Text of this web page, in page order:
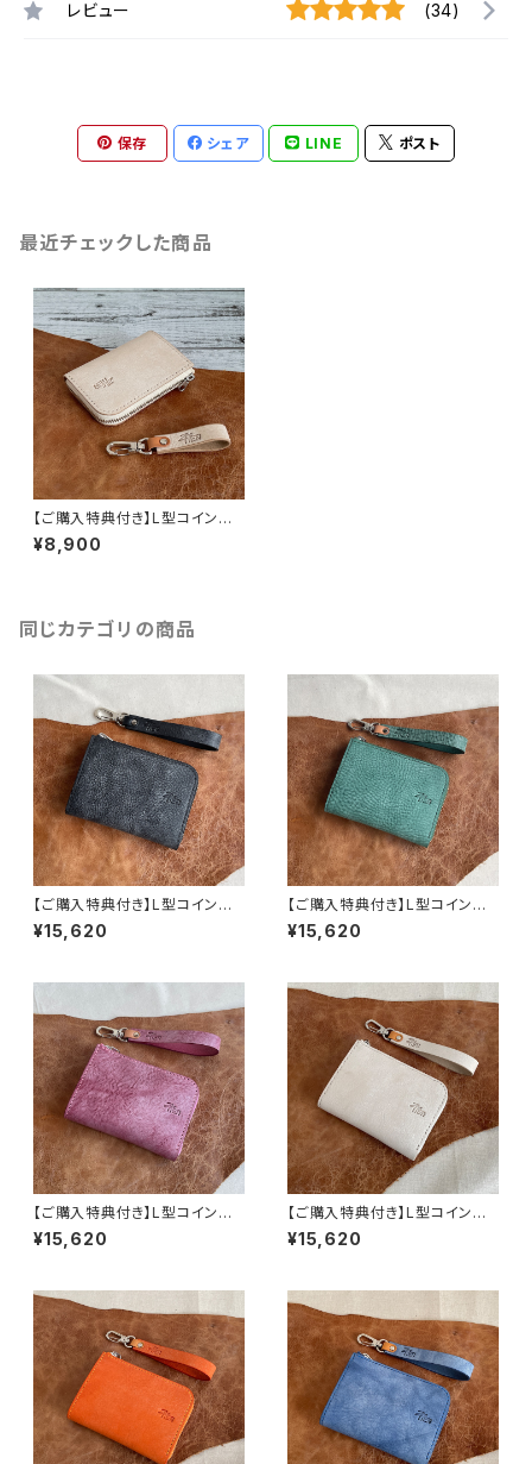
レビュー (34)
保存 シェア LINE ポスト
最近チェックした商品
【ご購入特典付き】L型コインパ
ース《KLEUR》ミニ（アイボリー）
¥8,900
同じカテゴリの商品
【ご購入特典付き】L型コインパ
ース《KLEUR》（ブラック）特別仕
様Ver.
¥15,620
【ご購入特典付き】L型コインパ
ース《KLEUR》（ビリジアン）
¥15,620
【ご購入特典付き】L型コインパ
ース《KLEUR》（ラズベリー）
¥15,620
【ご購入特典付き】L型コインパ
ース《KLEUR》（アイボリー）
¥15,620